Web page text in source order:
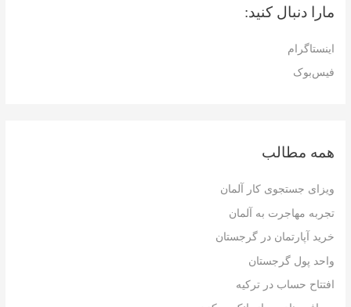
بمارا دنبال کنید:
اینستاگرام
فیس‌بوک
همه مطالب
ویزای جستجوی کار آلمان
تجربه مهاجرت به آلمان
خرید آپارتمان در گرجستان
واحد پول گرجستان
افتتاح حساب در ترکیه